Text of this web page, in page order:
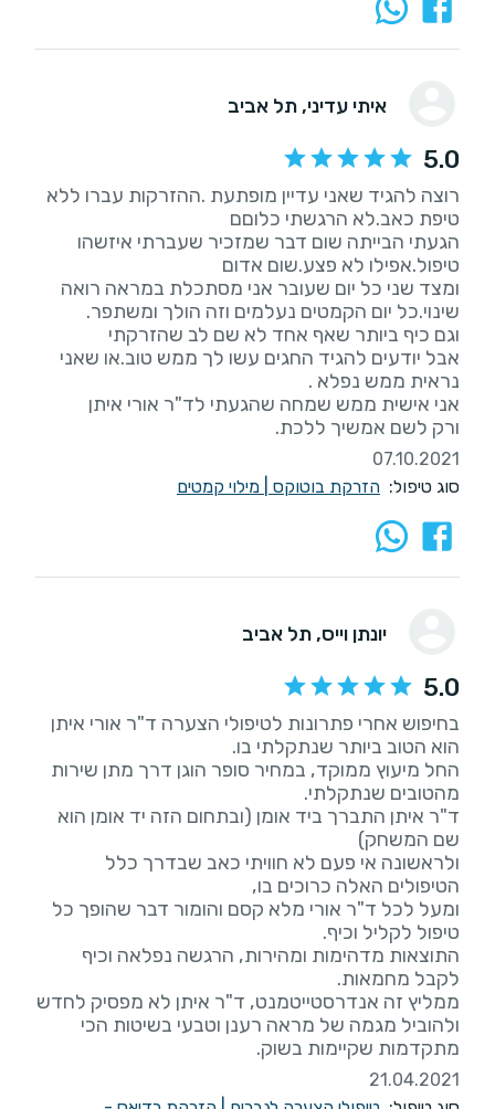
איתי עדיני, תל אביב
5.0
רוצה להגיד שאני עדיין מופתעת .ההזרקות עברו ללא
הגעתי הבייתה שום דבר שמזכיר שעברתי איזשהו
ומצד שני כל יום שעובר אני מסתכלת במראה רואה
אבל יודעים להגיד החגים עשו לך ממש טוב.או שאני
ורק לשם אמשיך ללכת.
07.10.2021
סוג טיפול: הזרקת בוטוקס מילוי קמטים
יונתן וייס, תל אביב
5.0
בחיפוש אחרי פתרונות לטיפולי הצערה ד"ר אורי איתן
החל מיעוץ ממוקד, במחיר סופר הוגן דרך מתן שירות
ד"ר איתן התברך ביד אומן (ובתחום הזה יד אומן הוא
ולראשונה אי פעם לא חוויתי כאב שבדרך כלל
ומעל לכל ד"ר אורי מלא קסם והומור דבר שהופך כל
התוצאות מדהימות ומהירות, הרגשה נפלאה וכיף
ממליץ זה אנדרסטייטמנט, ד"ר איתן לא מפסיק לחדש
ולהוביל מגמה של מראה רענן וטבעי בשיטות הכי
מתקדמות שקיימות בשוק.
21.04.2021